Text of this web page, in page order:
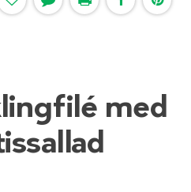
med